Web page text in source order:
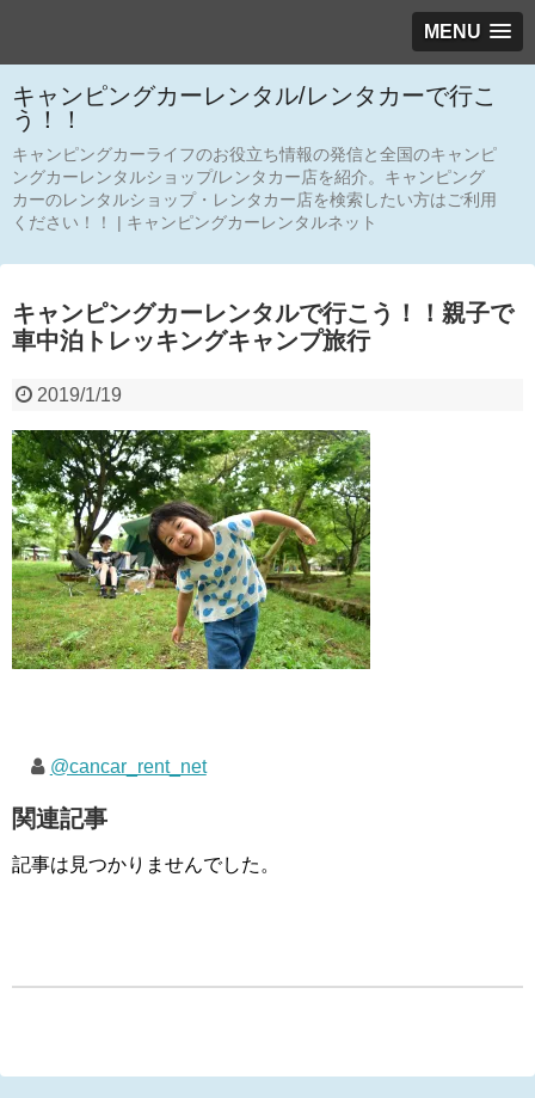
MENU
キャンピングカーレンタル/レンタカーで行こ
う！！
キャンピングカーライフのお役立ち情報の発信と全国のキャンピ
ングカーレンタルショップ/レンタカー店を紹介。キャンピング
カーのレンタルショップ・レンタカー店を検索したい方はご利用
ください！！ | キャンピングカーレンタルネット
キャンピングカーレンタルで行こう！！親子で
車中泊トレッキングキャンプ旅行
2019/1/19
@cancar_rent_net
関連記事
記事は見つかりませんでした。